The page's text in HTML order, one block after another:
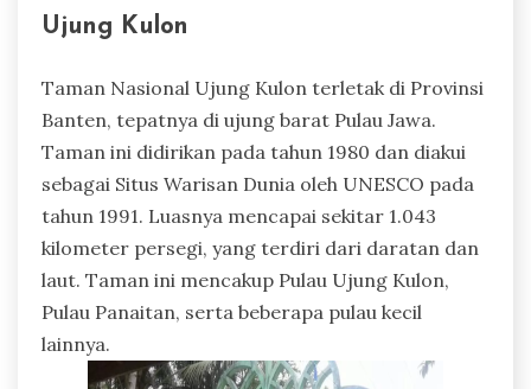
Ujung Kulon
Taman Nasional Ujung Kulon terletak di Provinsi
Banten, tepatnya di ujung barat Pulau Jawa.
Taman ini didirikan pada tahun 1980 dan diakui
sebagai Situs Warisan Dunia oleh UNESCO pada
tahun 1991. Luasnya mencapai sekitar 1.043
kilometer persegi, yang terdiri dari daratan dan
laut. Taman ini mencakup Pulau Ujung Kulon,
Pulau Panaitan, serta beberapa pulau kecil
lainnya.